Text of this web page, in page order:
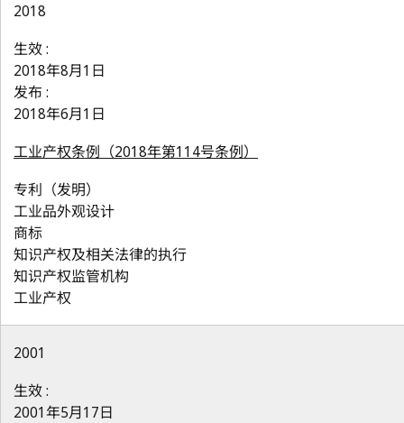
2018
生效 :
2018年8月1日
发布 :
2018年6月1日
工业产权条例（2018年第114号条例）
专利（发明）
工业品外观设计
商标
知识产权及相关法律的执行
知识产权监管机构
工业产权
2001
生效 :
2001年5月17日